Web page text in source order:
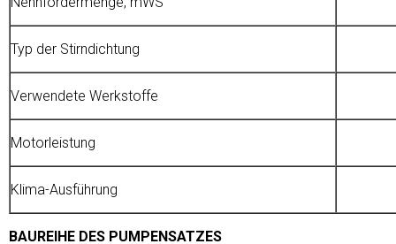
Typ der Stirndichtung
Verwendete Werkstoffe
Motorleistung
Klima-Ausführung
BAUREIHE DES PUMPENSATZES